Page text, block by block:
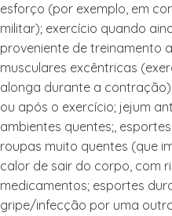
esforço (por exemplo, em
militar); exercício quando
proveniente de treinamento
musculares excêntricas
alonga durante a
ou após o exercício; jejum
ambientes quentes;,
roupas muito quentes (que
calor de sair do corpo, com
medicamentos; esportes
gripe/infecção por uma